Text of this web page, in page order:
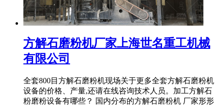
方解石磨粉机厂家上海世名重工机械
有限公司
全套800目方解石磨粉机现场关于更多全套方解石磨粉机
设备的价格、产量,还请在线咨询技术人员。加工方解石
粉磨粉设备有哪些？ 国内分布的方解石磨粉机 厂家形形